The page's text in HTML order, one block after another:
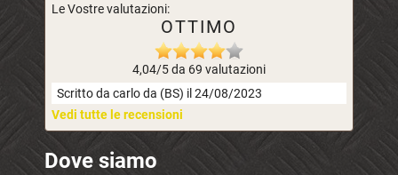
Le Vostre valutazioni:
OTTIMO
4,04/5 da 69 valutazioni
Scritto da carlo da (BS) il 24/08/2023
Vedi tutte le recensioni
Dove siamo